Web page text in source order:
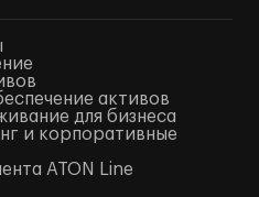
активов
для бизнеса
и корпоративные
ATON Line